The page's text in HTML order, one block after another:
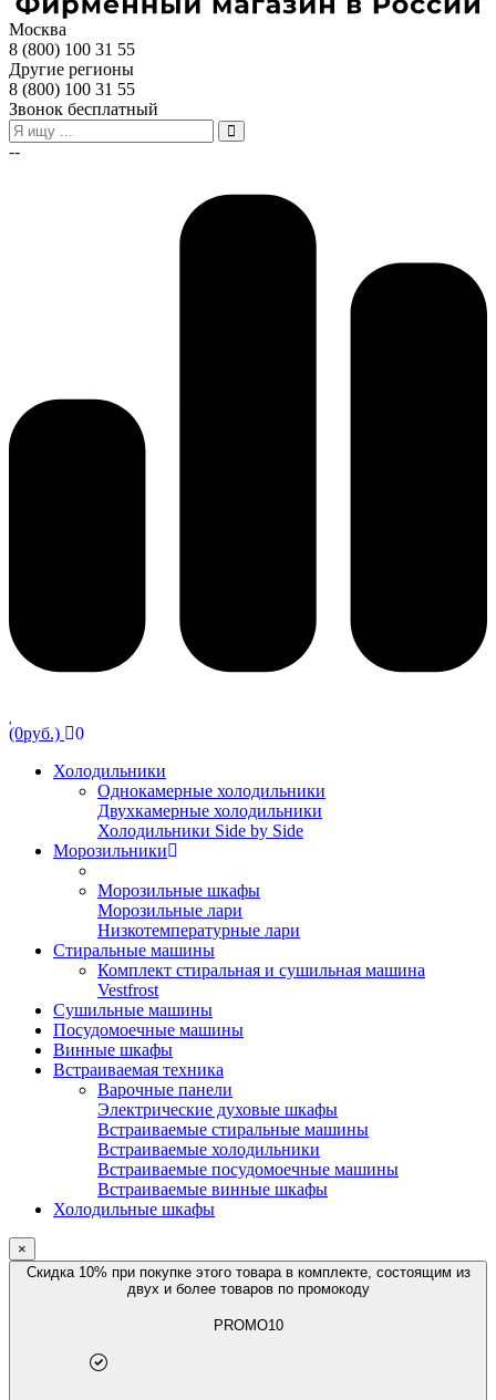
Москва
8 (800) 100 31 55
Другие регионы
8 (800) 100 31 55
Звонок бесплатный
--
(0руб.)
0
Холодильники
Однокамерные холодильники
Двухкамерные холодильники
Холодильники Side by Side
Морозильники
Морозильные шкафы
Морозильные лари
Низкотемпературные лари
Стиральные машины
Комплект стиральная и сушильная машина
Vestfrost
Сушильные машины
Посудомоечные машины
Винные шкафы
Встраиваемая техника
Варочные панели
Электрические духовые шкафы
Встраиваемые стиральные машины
Встраиваемые холодильники
Встраиваемые посудомоечные машины
Встраиваемые винные шкафы
Холодильные шкафы
×
Скидка 10% при покупке этого товара в комплекте, состоящим из
двух и более товаров по промокоду
PROMO10